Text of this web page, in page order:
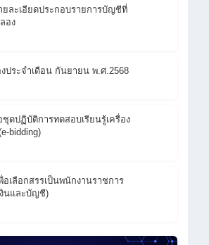
ยละเอียดประกอบรายการบัญชีที่
อง
ประจำเดือน กันยายน พ.ศ.2568
ดปฏิบัติการทดสอบเรียนรู้เครื่อง
bidding)
เลือกสรรเป็นพนักงานราชการ
งินและบัญชี)